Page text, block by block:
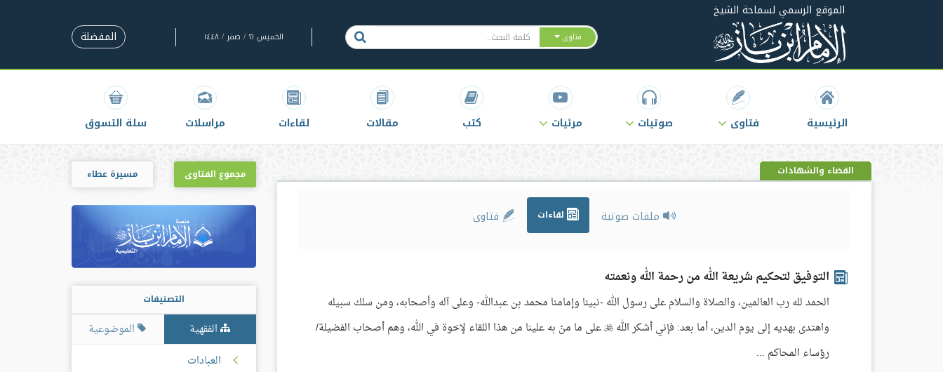
الموقع الرسمي لسماحة الشيخ
فتاوى الخميس ٢١ / صفر / ١٤٤٨ المفضلة
الرئيسية فتاوى صوتيات مرئيات كتب مقالات لقاءات مراسلات سلة التسوق
القضاء والشهادات
ملفات صوتية لقاءات فتاوى
التوفيق لتحكيم شريعة الله من رحمة الله ونعمته
الحمد لله رب العالمين، والصلاة والسلام على رسول الله -نبينا وإمامنا محمد بن عبدالله- وعلى آله وأصحابه، ومن سلك سبيله
واهتدى بهديه إلى يوم الدين، أما بعد: فإني أشكر الله  على ما منّ به علينا من هذا اللقاء لإخوة في الله، وهم أصحاب الفضيلة/
رؤساء المحاكم ...
مجموع الفتاوى مسيرة عطاء
التصنيفات
الفقهية
الموضوعية
العبادات